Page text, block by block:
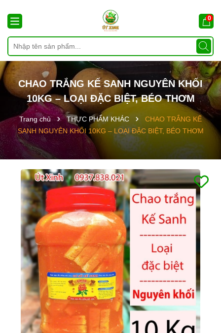
0
CHAO TRẮNG KẾ SANH NGUYÊN KHỐI
10KG – LOẠI ĐẶC BIỆT, BÉO THƠM
Trang chủ THỰC PHẨM KHÁC
CHAO TRẮNG KẾ
SANH NGUYÊN KHỐI 10KG – LOẠI ĐẶC BIỆT, BÉO THƠM